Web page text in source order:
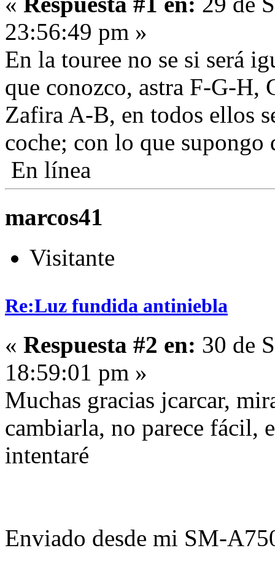
23:56:49 pm »
En la touree no se si será
que conozco, astra F-G-H,
Zafira A-B, en todos ellos
coche; con lo que supongo
En línea
marcos41
Visitante
Re:Luz fundida antiniebla
« Respuesta #2 en: 30 de
18:59:01 pm »
Muchas gracias jcarcar,
cambiarla, no parece fácil,
intentaré
Enviado desde mi SM-